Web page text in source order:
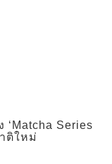
‘Matcha Series
ติใหม่